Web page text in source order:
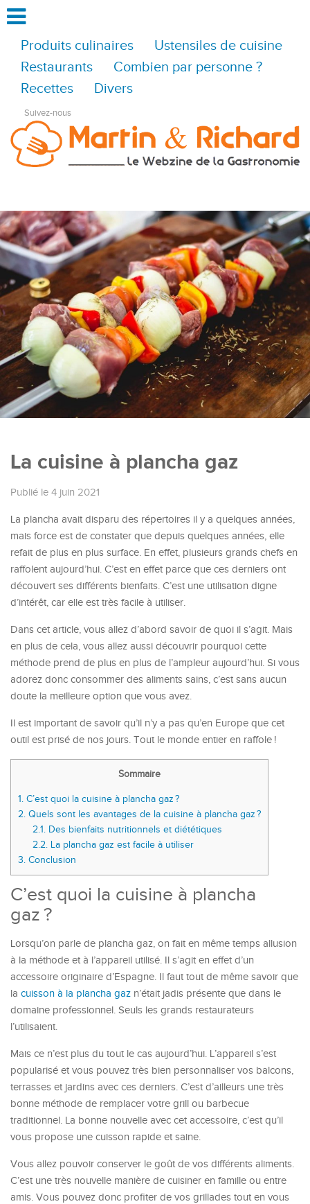
Produits culinaires
Ustensiles de cuisine
Restaurants
Combien par personne ?
Recettes
Divers
Suivez-nous
La cuisine à plancha gaz
Publié le 4 juin 2021
La plancha avait disparu des répertoires il y a quelques années,
mais force est de constater que depuis quelques années, elle
refait de plus en plus surface. En effet, plusieurs grands chefs en
raffolent aujourd’hui. C’est en effet parce que ces derniers ont
découvert ses différents bienfaits. C’est une utilisation digne
d’intérêt, car elle est très facile à utiliser.
Dans cet article, vous allez d’abord savoir de quoi il s’agit. Mais
en plus de cela, vous allez aussi découvrir pourquoi cette
méthode prend de plus en plus de l’ampleur aujourd’hui. Si vous
adorez donc consommer des aliments sains, c’est sans aucun
doute la meilleure option que vous avez.
Il est important de savoir qu’il n’y a pas qu’en Europe que cet
outil est prisé de nos jours. Tout le monde entier en raffole !
Sommaire
1. C’est quoi la cuisine à plancha gaz ?
2. Quels sont les avantages de la cuisine à plancha gaz ?
2.1. Des bienfaits nutritionnels et diététiques
2.2. La plancha gaz est facile à utiliser
3. Conclusion
C’est quoi la cuisine à plancha
gaz ?
Lorsqu’on parle de plancha gaz, on fait en même temps allusion
à la méthode et à l’appareil utilisé. Il s’agit en effet d’un
accessoire originaire d’Espagne. Il faut tout de même savoir que
la cuisson à la plancha gaz n’était jadis présente que dans le
domaine professionnel. Seuls les grands restaurateurs
l’utilisaient.
Mais ce n’est plus du tout le cas aujourd’hui. L’appareil s’est
popularisé et vous pouvez très bien personnaliser vos balcons,
terrasses et jardins avec ces derniers. C’est d’ailleurs une très
bonne méthode de remplacer votre grill ou barbecue
traditionnel. La bonne nouvelle avec cet accessoire, c’est qu’il
vous propose une cuisson rapide et saine.
Vous allez pouvoir conserver le goût de vos différents aliments.
C’est une très nouvelle manière de cuisiner en famille ou entre
amis. Vous pouvez donc profiter de vos grillades tout en vous